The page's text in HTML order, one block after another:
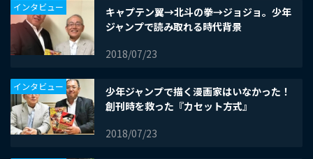
キャプテン翼→北斗の拳→ジョジョ。少年
ジャンプで読み取れる時代背景
2018/07/23
インタビュー
少年ジャンプで描く漫画家はいなかった！
創刊時を救った『カセット方式』
2018/07/23
インタビュー